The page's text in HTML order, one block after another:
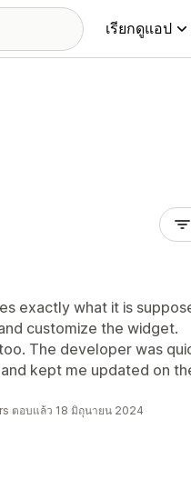
เรียกดูแอป
exactly what it is
customize the widget.
The developer was
kept me updated on
ตอบแล้ว 18 มิถุนายน 2024